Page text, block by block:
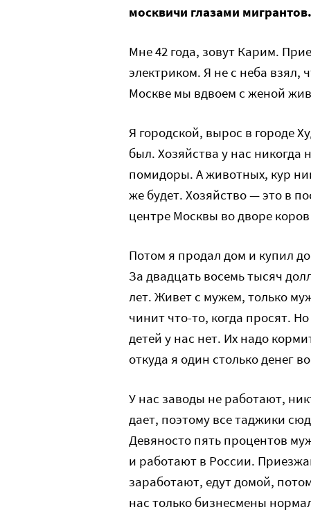
москвичи глазами мигрантов.
Мне 42 года, зовут Карим.
электриком. Я не с неба взял,
Москве мы вдвоем с женой
Я городской, вырос в городе
был. Хозяйства у нас никогда
помидоры. А животных, кур
же будет. Хозяйство — это в
центре Москвы во дворе
Потом я продал дом и купил
За двадцать восемь тысяч
лет. Живет с мужем, только
чинит что-то, когда просят.
детей у нас нет. Их надо
откуда я один столько денег
У нас заводы не работают,
дает, поэтому все таджики
Девяносто пять процентов
и работают в России.
заработают, едут домой,
нас только бизнесмены